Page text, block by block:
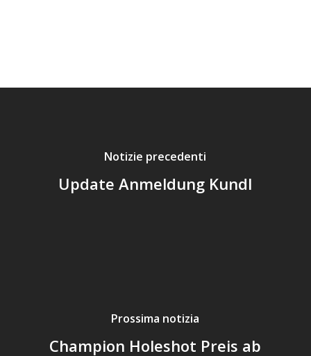
Notizie precedenti
Update Anmeldung Kundl
Prossima notizia
Champion Holeshot Preis ab